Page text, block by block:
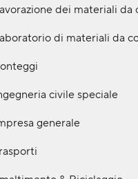
dei materiali da
di materiali da
civile speciale
generale